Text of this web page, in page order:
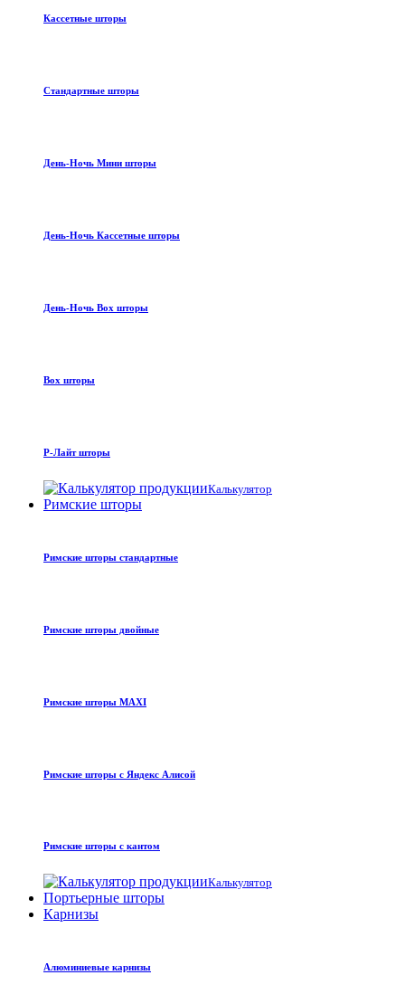
Кассетные шторы
Стандартные шторы
День-Ночь Мини шторы
День-Ночь Кассетные шторы
День-Ночь Box шторы
Box шторы
Р-Лайт шторы
Калькулятор
Римские шторы
Римские шторы стандартные
Римские шторы двойные
Римские шторы MAXI
Римские шторы с Яндекс Алисой
Римские шторы с кантом
Калькулятор
Портьерные шторы
Карнизы
Алюминиевые карнизы